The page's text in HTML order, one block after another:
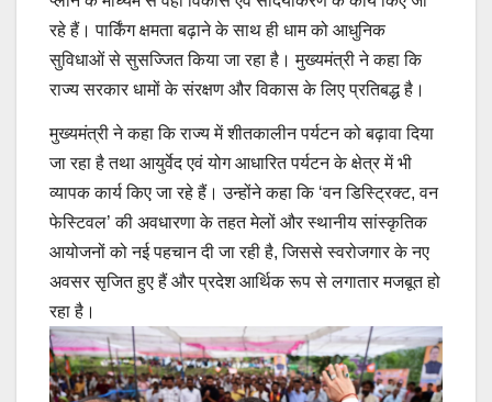
रहे हैं। पार्किंग क्षमता बढ़ाने के साथ ही धाम को आधुनिक
सुविधाओं से सुसज्जित किया जा रहा है। मुख्यमंत्री ने कहा कि
राज्य सरकार धामों के संरक्षण और विकास के लिए प्रतिबद्ध है।
मुख्यमंत्री ने कहा कि राज्य में शीतकालीन पर्यटन को बढ़ावा दिया
जा रहा है तथा आयुर्वेद एवं योग आधारित पर्यटन के क्षेत्र में भी
व्यापक कार्य किए जा रहे हैं। उन्होंने कहा कि ‘वन डिस्ट्रिक्ट, वन
फेस्टिवल’ की अवधारणा के तहत मेलों और स्थानीय सांस्कृतिक
आयोजनों को नई पहचान दी जा रही है, जिससे स्वरोजगार के नए
अवसर सृजित हुए हैं और प्रदेश आर्थिक रूप से लगातार मजबूत हो
रहा है।